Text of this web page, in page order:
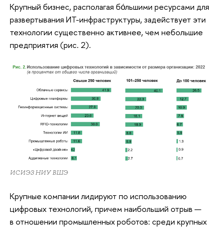
Крупный бизнес, располагая бо́льшими ресурсами для
развертывания ИТ-инфраструктуры, задействует эти
технологии существенно активнее, чем небольшие
предприятия (рис. 2).
ИСИЭЗ НИУ ВШЭ
Крупные компании лидируют по использованию
цифровых технологий, причем наибольший отрыв —
в отношении промышленных роботов: среди крупных